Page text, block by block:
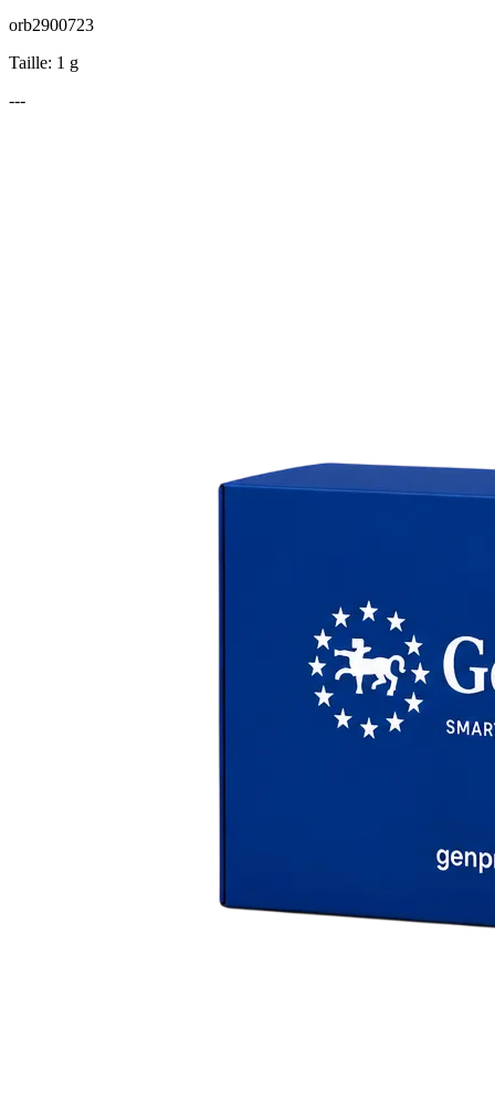
orb2900723
Taille: 1 g
---